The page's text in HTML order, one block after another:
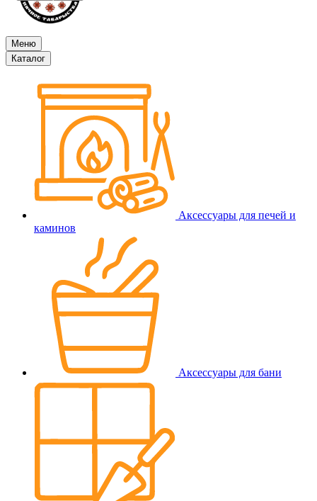
Меню
Каталог
Аксессуары для печей и
каминов
Аксессуары для бани